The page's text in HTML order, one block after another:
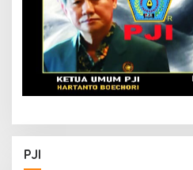
PJI